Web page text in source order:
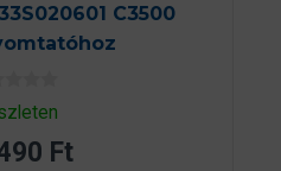
C3500
Ft